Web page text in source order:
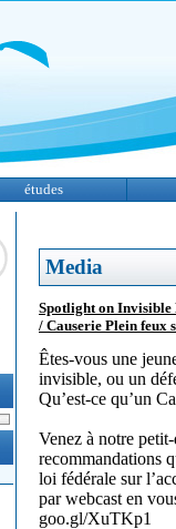
études
Media
Spotlight on Invisible
/ Causerie Plein feux
Êtes-vous une
invisible, ou un
Qu’est-ce qu’un
Venez à notre
recommandations
loi fédérale sur
par webcast en
goo.gl/XuTKp1